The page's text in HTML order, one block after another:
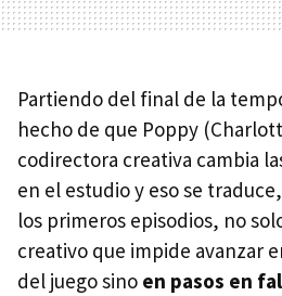
Partiendo del final de la
hecho de que Poppy
codirectora creativa cambia
en el estudio y eso se
los primeros episodios, no
creativo que impide avanzar
del juego sino en pasos en